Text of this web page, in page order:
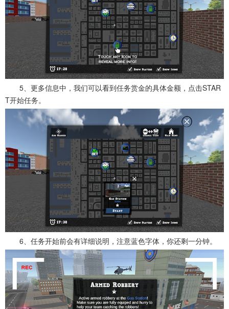
5、更多信息中，我们可以看到任务赏金的具体金额，点击STAR
T开始任务。
6、任务开始前会有详细说明，注意蓝色字体，你还剩一分钟。